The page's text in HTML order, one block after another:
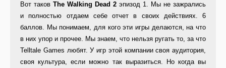
Вот таков The Walking Dead 2 эпизод 1. Мы не зажрались
и полностью отдаем себе отчет в своих действиях. 6
баллов. Мы понимаем, для кого эти игры делаются, на что
в них упор и прочее. Мы знаем, что нельзя ругать то, за что
Telltale Games любят. У игр этой компании своя аудитория,
своя культура, если можно так выразиться. Но когда вы